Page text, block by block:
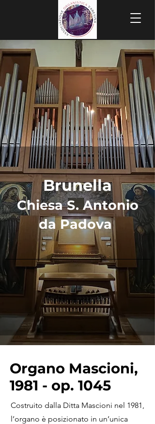
Brunella
Chiesa S. Antonio
da Padova
Organo Mascioni,
1981 - op. 1045
Costruito dalla Ditta Mascioni nel 1981,
l’organo è posizionato in un’unica